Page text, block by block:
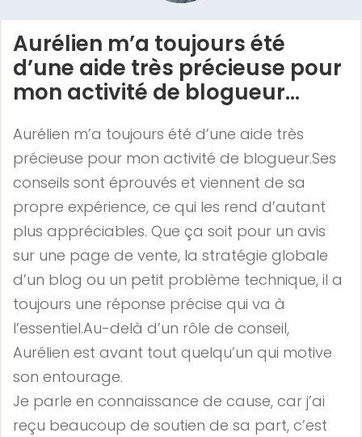
Aurélien m’a toujours été
d’une aide très précieuse pour
mon activité de blogueur...
Aurélien m’a toujours été d’une aide très
précieuse pour mon activité de blogueur.Ses
conseils sont éprouvés et viennent de sa
propre expérience, ce qui les rend d’autant
plus appréciables. Que ça soit pour un avis
sur une page de vente, la stratégie globale
d’un blog ou un petit problème technique, il a
toujours une réponse précise qui va à
l’essentiel.Au-delà d’un rôle de conseil,
Aurélien est avant tout quelqu’un qui motive
son entourage.
Je parle en connaissance de cause, car j’ai
reçu beaucoup de soutien de sa part, c’est